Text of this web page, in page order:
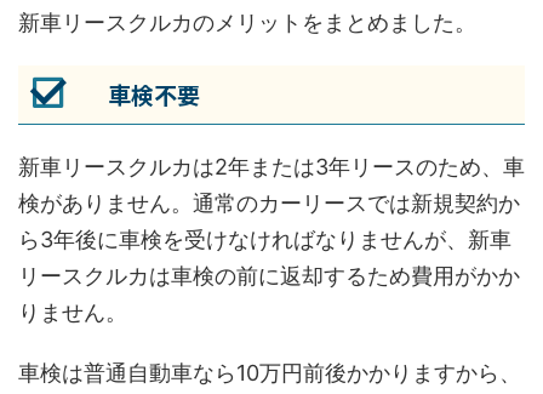
新車リースクルカのメリットをまとめました。
車検不要
新車リースクルカは2年または3年リースのため、車
検がありません。通常のカーリースでは新規契約か
ら3年後に車検を受けなければなりませんが、新車
リースクルカは車検の前に返却するため費用がかか
りません。
車検は普通自動車なら10万円前後かかりますから、